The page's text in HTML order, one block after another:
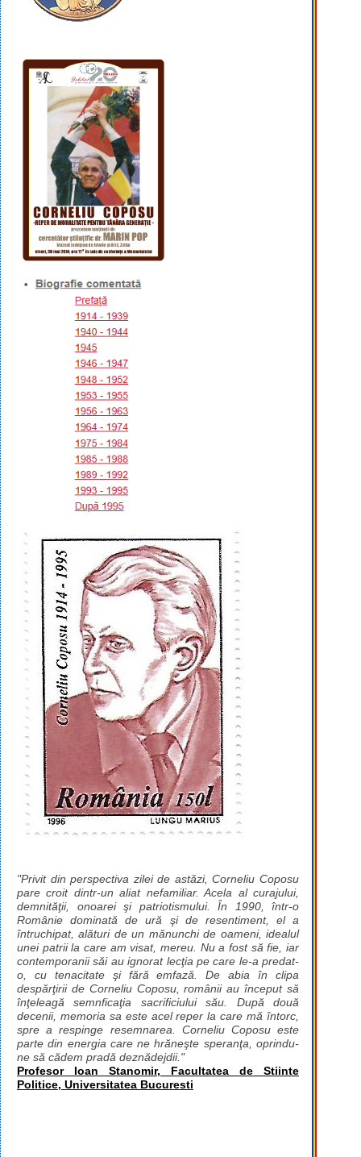
"Privit din perspectiva zilei de astăzi, Corneliu Coposu
pare croit dintr-un aliat nefamiliar. Acela al curajului,
demnităţii, onoarei şi patriotismului. În 1990, într-o
Românie dominată de ură şi de resentiment, el a
întruchipat, alături de un mănunchi de oameni, idealul
unei patrii la care am visat, mereu. Nu a fost să fie, iar
contemporanii săi au ignorat lecţia pe care le-a predat-
o, cu tenacitate şi fără emfază. De abia în clipa
despărţirii de Corneliu Coposu, românii au început să
înţeleagă semnficaţia sacrificiului său. După două
decenii, memoria sa este acel reper la care mă întorc,
spre a respinge resemnarea. Corneliu Coposu este
parte din energia care ne hrăneşte speranţa, oprindu-
ne să cădem pradă deznădejdii."
Profesor Ioan Stanomir, Facultatea de Stiinte
Politice, Universitatea Bucuresti